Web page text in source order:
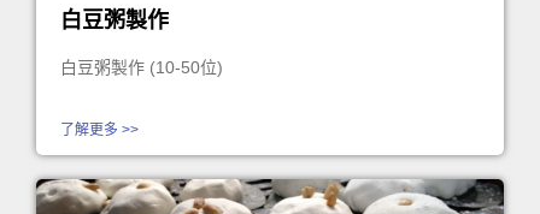
白豆粥製作
白豆粥製作 (10-50位)
了解更多 >>